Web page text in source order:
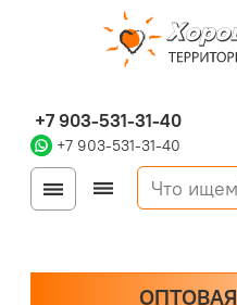
+7 903-531-31-40
+7 903-531-31-40